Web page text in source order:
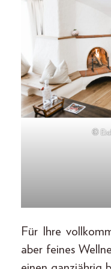
©
Für Ihre
aber feines